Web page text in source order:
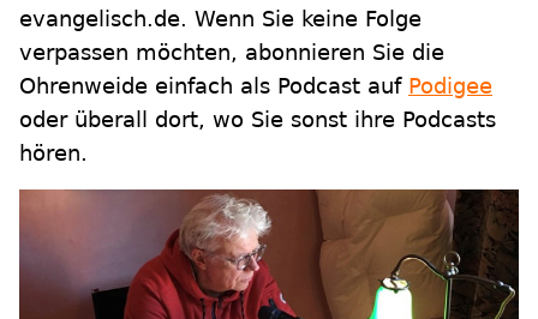
evangelisch.de. Wenn Sie keine Folge
verpassen möchten, abonnieren Sie die
Ohrenweide einfach als Podcast auf Podigee
oder überall dort, wo Sie sonst ihre Podcasts
hören.